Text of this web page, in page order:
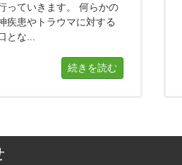
っていきます。 何らかの
疾患やトラウマに対する
とな...
続きを読む